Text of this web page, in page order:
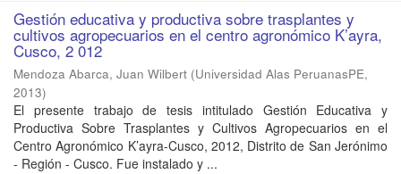
Gestión educativa y productiva sobre trasplantes y
cultivos agropecuarios en el centro agronómico K’ayra,
Cusco, 2 012
Mendoza Abarca, Juan Wilbert (Universidad Alas PeruanasPE,
2013)
El presente trabajo de tesis intitulado Gestión Educativa y
Productiva Sobre Trasplantes y Cultivos Agropecuarios en el
Centro Agronómico K’ayra-Cusco, 2012, Distrito de San Jerónimo
- Región - Cusco. Fue instalado y ...